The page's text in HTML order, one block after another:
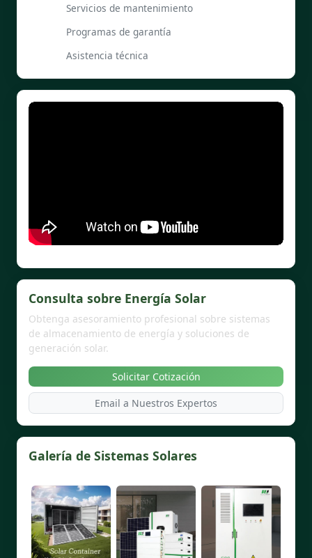
Servicios de mantenimiento
Programas de garantía
Asistencia técnica
Consulta sobre Energía Solar
Obtenga asesoramiento profesional sobre sistemas
de almacenamiento de energía y soluciones de
generación solar.
Solicitar Cotización
Email a Nuestros Expertos
Galería de Sistemas Solares